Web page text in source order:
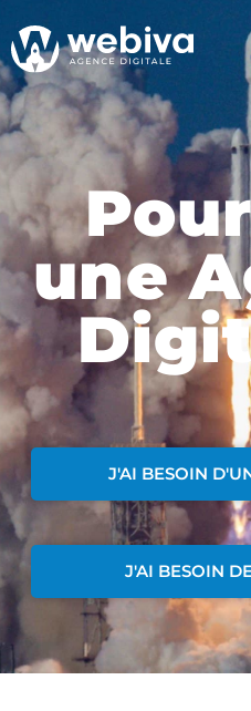
une
J'AI BESOIN
J'AI BESOIN